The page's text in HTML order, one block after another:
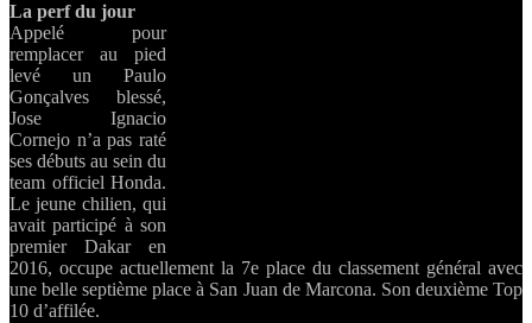
La perf du jour
Appelé pour
remplacer au pied
levé un Paulo
Gonçalves blessé,
Jose Ignacio
Cornejo n’a pas raté
ses débuts au sein du
team officiel Honda.
Le jeune chilien, qui
avait participé à son
premier Dakar en
2016, occupe actuellement la 7e place du classement général avec
une belle septième place à San Juan de Marcona. Son deuxième Top
10 d’affilée.